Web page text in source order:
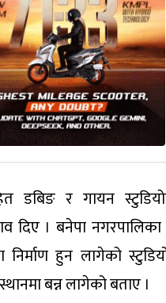
डबिङ र गायन
दिए । बनेपा
हुन लागेको
बन्न लागेको बताए ।